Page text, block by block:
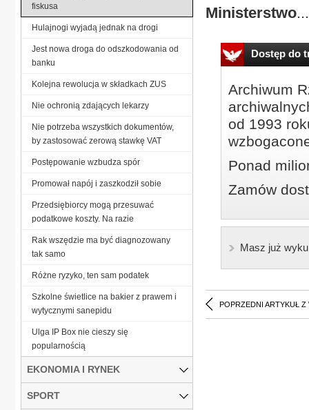
Ministerstwo...
Dostęp do
Archiwum
od 1993
Ponad
Zamów
Masz już
POPRZEDNI ARTYKUŁ Z
fiskusa
Hulajnogi wyjadą jednak na drogi
Jest nowa droga do odszkodowania od
banku
Kolejna rewolucja w składkach ZUS
Nie ochronią zdających lekarzy
Nie potrzeba wszystkich dokumentów,
by zastosować zerową stawkę VAT
Postępowanie wzbudza spór
Promował napój i zaszkodził sobie
Przedsiębiorcy mogą przesuwać
podatkowe koszty. Na razie
Rak wszędzie ma być diagnozowany
tak samo
Różne ryzyko, ten sam podatek
Szkolne świetlice na bakier z prawem i
wytycznymi sanepidu
Ulga IP Box nie cieszy się
popularnością
EKONOMIA I RYNEK
SPORT